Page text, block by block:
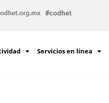
Servicios en línea